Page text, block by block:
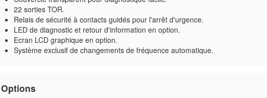
22 sorties TOR.
Relais de sécurité à contacts guidés pour l'arrêt d'urgence.
LED de diagnostic et retour d'information en option.
Ecran LCD graphique en option.
Système exclusif de changements de fréquence automatique.
Options